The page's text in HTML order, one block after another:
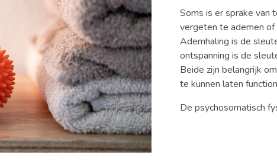
Soms is er sprake van
vergeten te ademen
Ademhaling is de
ontspanning is de
Beide zijn belangrijk
te kunnen laten
De psychosomatisch